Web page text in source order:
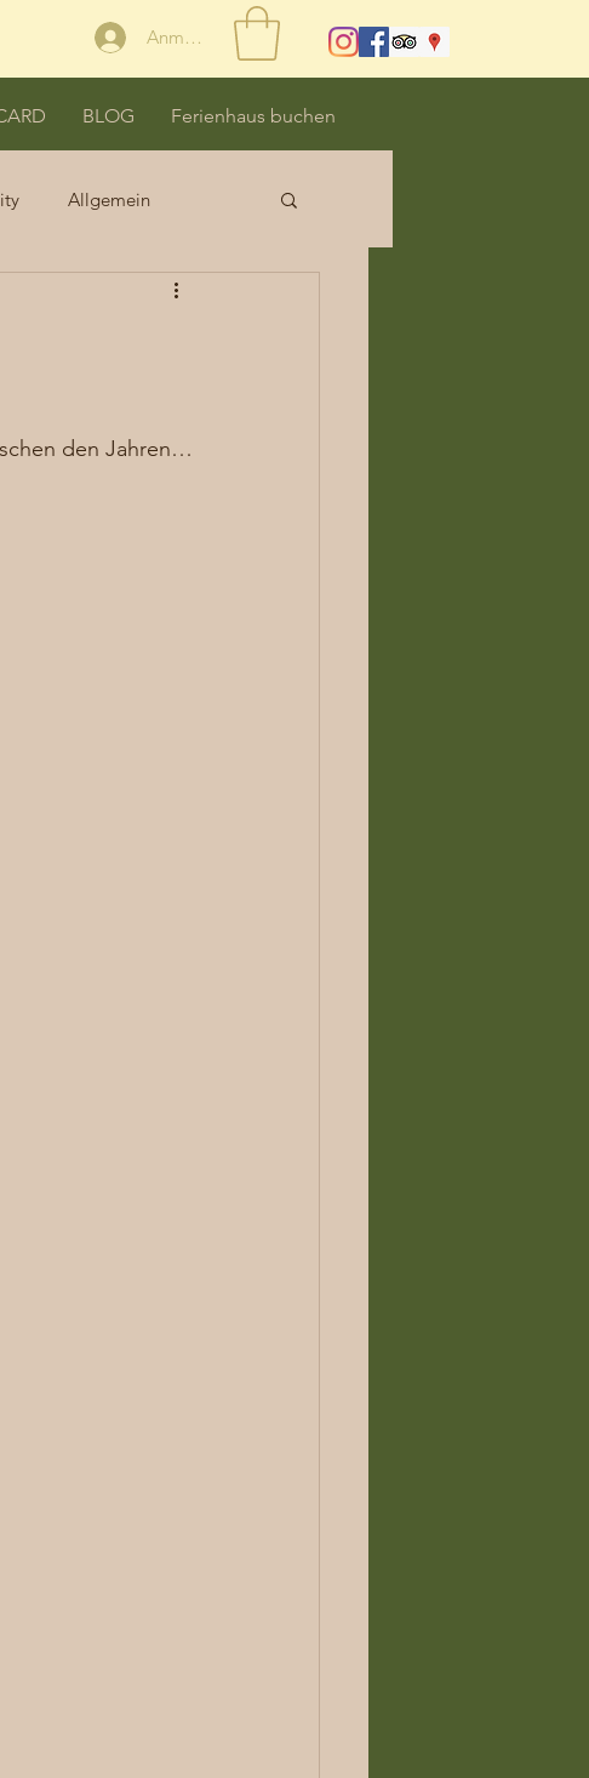
Anmelden
BLOG Ferienhaus buchen
Allgemein
den Jahren…